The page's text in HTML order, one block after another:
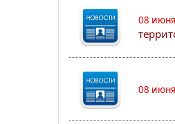
08
08